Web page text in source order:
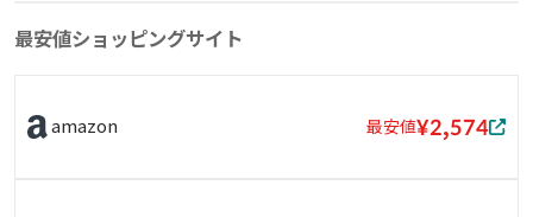
最安値ショッピングサイト
amazon 最安値¥2,574